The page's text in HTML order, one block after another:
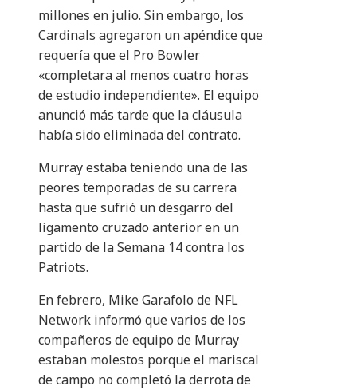
millones en julio. Sin embargo, los
Cardinals agregaron un apéndice que
requería que el Pro Bowler
«completara al menos cuatro horas
de estudio independiente». El equipo
anunció más tarde que la cláusula
había sido eliminada del contrato.
Murray estaba teniendo una de las
peores temporadas de su carrera
hasta que sufrió un desgarro del
ligamento cruzado anterior en un
partido de la Semana 14 contra los
Patriots.
En febrero, Mike Garafolo de NFL
Network informó que varios de los
compañeros de equipo de Murray
estaban molestos porque el mariscal
de campo no completó la derrota de